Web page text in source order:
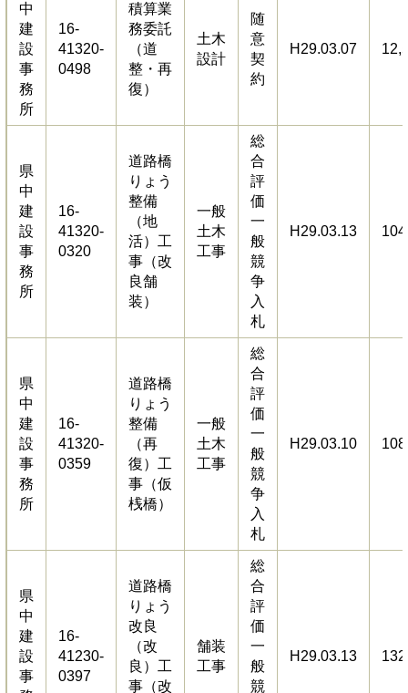
中
建
設
事
務
所
16-
41320-
0498
積算業
務委託
（道
整・再
復）
土木
設計
随
意
契
約
H29.03.07
県
中
建
設
事
務
所
16-
41320-
0320
道路橋
りょう
整備
（地
活）工
事（改
良舗
装）
一般
土木
工事
総
合
評
価
一
般
競
争
入
札
H29.03.13
県
中
建
設
事
務
所
16-
41320-
0359
道路橋
りょう
整備
（再
復）工
事（仮
桟橋）
一般
土木
工事
総
合
評
価
一
般
競
争
入
札
H29.03.10
県
中
建
設
事
16-
41230-
0397
道路橋
りょう
改良
（改
良）工
事（改
舗装
工事
総
合
評
価
一
般
競
H29.03.13